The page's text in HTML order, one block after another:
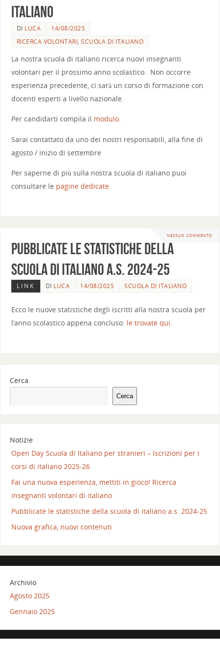
italiano
DI LUCA
14/08/2025
RICERCA VOLONTARI,SCUOLA DI ITALIANO
La nostra scuola di italiano ricerca nuovi insegnanti
volontari per il prossimo anno scolastico. Non occorre
esperienza precedente, ci sarà un corso di formazione con
docenti esperti a livello nazionale.
Per candidarti compila il modulo.
Sarai contattato da uno dei nostri responsabili, alla fine di
agosto / inizio di settembre
Per saperne di più sulla nostra scuola di italiano puoi
consultare le pagine dedicate.
NESSUN COMMENTO
Pubblicate le statistiche della
scuola di italiano a.s. 2024-25
LINK DI LUCA 14/08/2025 SCUOLA DI ITALIANO
Ecco le nuove statistiche degli iscritti alla nostra scuola per
l’anno scolastico appena concluso: le trovate qui.
Cerca
Cerca
Notizie
Open Day Scuola di Italiano per stranieri – Iscrizioni per i
corsi di italiano 2025-26
Fai una nuova esperienza, mettiti in gioco! Ricerca
insegnanti volontari di italiano
Pubblicate le statistiche della scuola di italiano a.s. 2024-25
Nuova grafica, nuovi contenuti
Archivio
Agosto 2025
Gennaio 2025